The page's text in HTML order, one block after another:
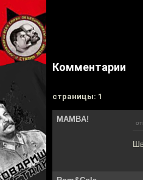
Комментарии
cтраницы: 1
MAMBA!